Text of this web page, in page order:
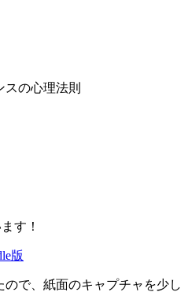
の心理法則
す！
版
で、紙面のキャプチャを少し